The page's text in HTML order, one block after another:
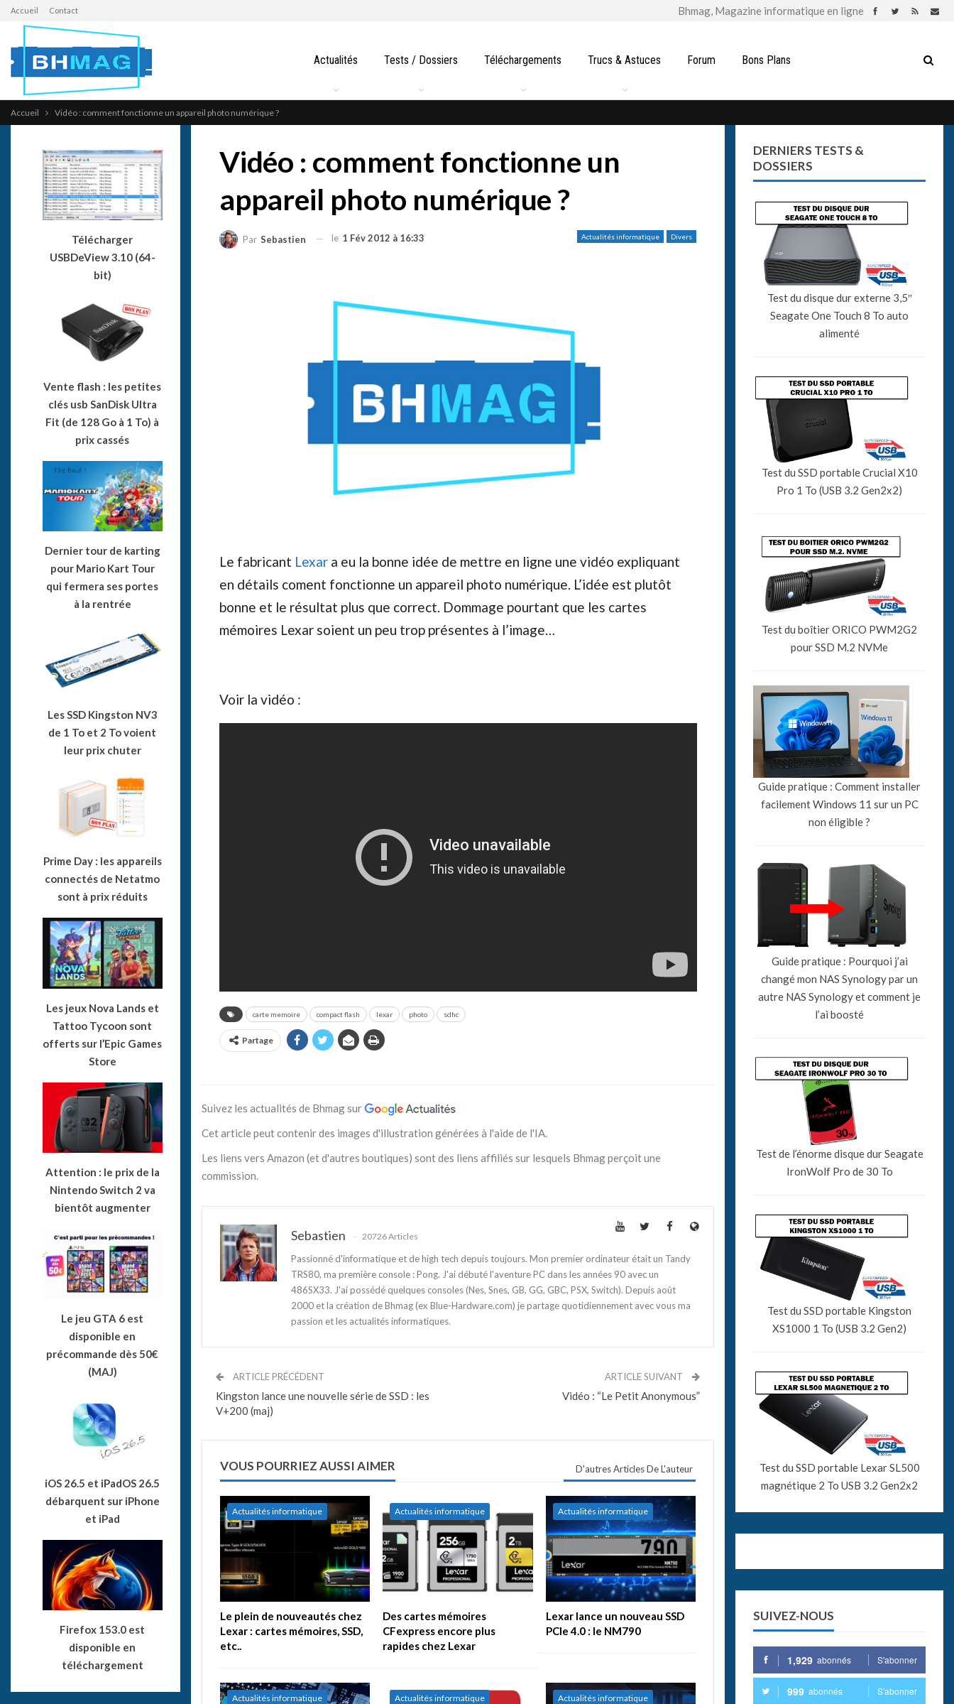
Accueil Contact
Actualités Tests / Dossiers Téléchargements Trucs & Astuces Forum Bons Plans
Accueil Vidéo : comment fonctionne un appareil photo numérique ?
Vidéo : comment fonctionne un
appareil photo numérique ?
Actualités informatique Divers
Par Sebastien le 1 Fév 2012 à 16:33
Le fabricant Lexara eu la bonne idée de mettre en ligne une vidéo expliquant
en détails coment fonctionne un appareil photo numérique. L’idée est plutôt
bonne et le résultat plus que correct. Dommage pourtant que les cartes
mémoires Lexar soient un peu trop présentes à l’image…
Voir la vidéo :
carte memoire compact flash lexar photo sdhc
Partage
Suivez les actualités de Bhmag sur
Cet article peut contenir des images d'illustration générées à l'aide de l'IA.
Les liens vers Amazon (et d'autres boutiques) sont des liens affiliés sur lesquels Bhmag perçoit une
commission.
Sebastien 20726 Articles
Passionné d'informatique et de high tech depuis toujours. Mon premier ordinateur était un Tandy
TRS80, ma première console : Pong. J'ai débuté l'aventure PC dans les années 90 avec un
486SX33. J'ai possédé quelques consoles (Nes, Snes, GB, GG, GBC, PSX, Switch). Depuis août
2000 et la création de Bhmag (ex Blue-Hardware.com) je partage quotidiennement avec vous ma
passion et les actualités informatiques.
ARTICLE PRÉCÉDENT
Kingston lance une nouvelle série de SSD : les
V+200 (maj)
ARTICLE SUIVANT
Vidéo : “Le Petit Anonymous”
VOUS POURRIEZ AUSSI AIMER D'autres Articles De L'auteur
Actualités informatique
Le plein de nouveautés chez
Lexar : cartes mémoires, SSD,
etc..
Actualités informatique
Des cartes mémoires
CFexpress encore plus
rapides chez Lexar
Actualités informatique
Lexar lance un nouveau SSD
PCIe 4.0 : le NM790
Actualités informatique Actualités informatique Actualités informatique
DERNIERS TESTS &
DOSSIERS
Test du disque dur externe 3,5″
Seagate One Touch 8 To auto
alimenté
Test du SSD portable Crucial X10
Pro 1 To (USB 3.2 Gen2x2)
Test du boîtier ORICO PWM2G2
pour SSD M.2 NVMe
Guide pratique : Comment installer
facilement Windows 11 sur un PC
non éligible ?
Guide pratique : Pourquoi j’ai
changé mon NAS Synology par un
autre NAS Synology et comment je
l’ai boosté
Test de l’énorme disque dur Seagate
IronWolf Pro de 30 To
Test du SSD portable Kingston
XS1000 1 To (USB 3.2 Gen2)
Test du SSD portable Lexar SL500
magnétique 2 To USB 3.2 Gen2x2
SUIVEZ-NOUS
1,929 abonnés S'abonner
999 abonnés S'abonner
Télécharger
USBDeView 3.10 (64-
bit)
Vente flash : les petites
clés usb SanDisk Ultra
Fit (de 128 Go à 1 To) à
prix cassés
Dernier tour de karting
pour Mario Kart Tour
qui fermera ses portes
à la rentrée
Les SSD Kingston NV3
de 1 To et 2 To voient
leur prix chuter
Prime Day : les appareils
connectés de Netatmo
sont à prix réduits
Les jeux Nova Lands et
Tattoo Tycoon sont
offerts sur l’Epic Games
Store
Attention : le prix de la
Nintendo Switch 2 va
bientôt augmenter
Le jeu GTA 6 est
disponible en
précommande dès 50€
(MAJ)
iOS 26.5 et iPadOS 26.5
débarquent sur iPhone
et iPad
Firefox 153.0 est
disponible en
téléchargement